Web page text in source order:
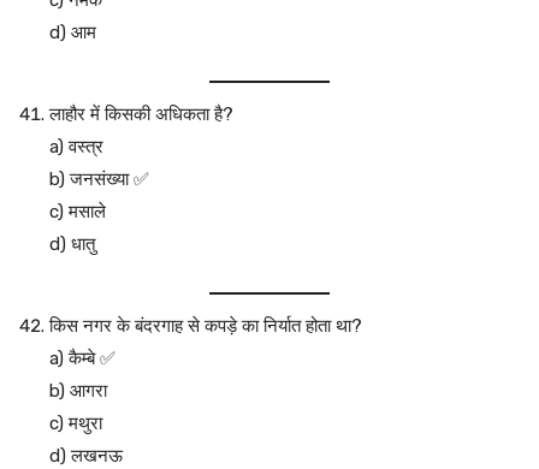
d) आम
लाहौर में किसकी अधिकता है?
a) वस्त्र
b) जनसंख्या ✅
c) मसाले
d) धातु
किस नगर के बंदरगाह से कपड़े का निर्यात होता था?
a) कैम्बे ✅
b) आगरा
c) मथुरा
d) लखनऊ